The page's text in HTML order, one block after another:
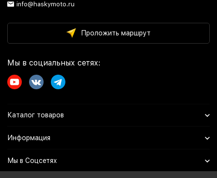
info@haskymoto.ru
Проложить маршрут
Мы в социальных сетях:
Каталог товаров
Информация
Мы в Соцсетях